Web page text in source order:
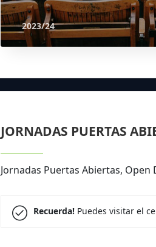
2023/24
JORNADAS PUERTAS
Jornadas Puertas Abiertas, Open
Recuerda!Puedes visitar el